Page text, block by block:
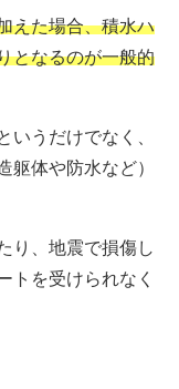
えた場合、積水ハ
となるのが一般的
いうだけでなく、
躯体や防水など）
り、地震で損傷し
トを受けられなく